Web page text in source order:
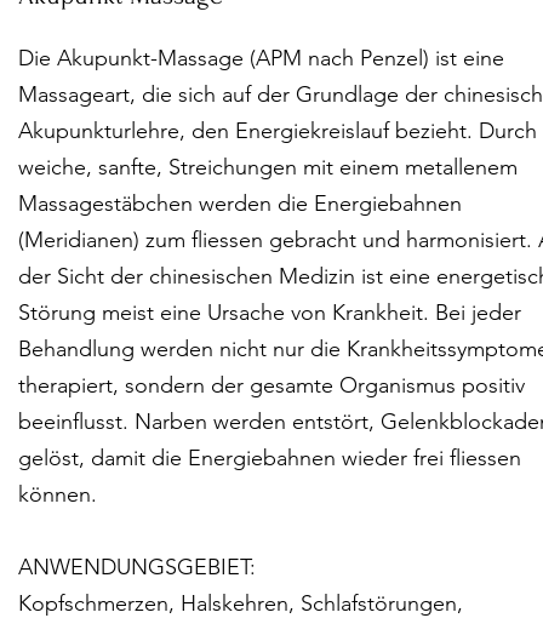
Die Akupunkt-Massage (APM nach Penzel) ist eine
Massageart, die sich auf der Grundlage der
Akupunkturlehre, den Energiekreislauf bezieht. Durch
weiche, sanfte, Streichungen mit einem metallenem
Massagestäbchen werden die Energiebahnen
(Meridianen) zum fliessen gebracht und harmonisiert.
der Sicht der chinesischen Medizin ist eine
Störung meist eine Ursache von Krankheit. Bei jeder
Behandlung werden nicht nur die
therapiert, sondern der gesamte Organismus positiv
beeinflusst. Narben werden entstört,
gelöst, damit die Energiebahnen wieder frei fliessen
können.
ANWENDUNGSGEBIET:
Kopfschmerzen, Halskehren, Schlafstörungen,